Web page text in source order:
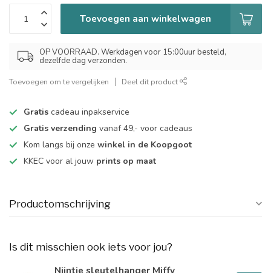
Toevoegen aan winkelwagen
OP VOORRAAD. Werkdagen voor 15:00uur besteld,
dezelfde dag verzonden.
Toevoegen om te vergelijken Deel dit product
Gratis cadeau inpakservice
Gratis verzending vanaf 49,- voor cadeaus
Kom langs bij onze winkel in de Koopgoot
KKEC voor al jouw prints op maat
Productomschrijving
Is dit misschien ook iets voor jou?
Nijntje sleutelhanger Miffy